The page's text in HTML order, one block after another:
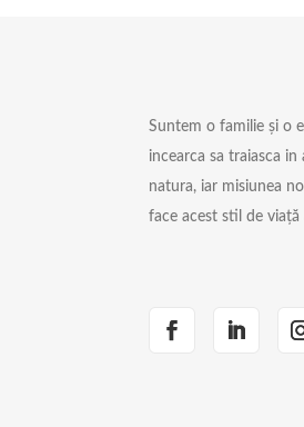
Suntem o familie și o
incearca sa traiasca in
natura, iar misiunea
face acest stil de